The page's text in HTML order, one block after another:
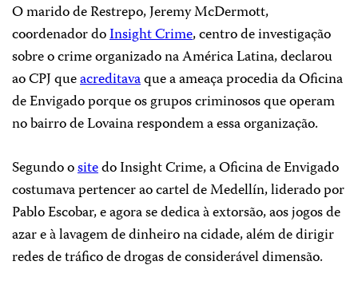
O marido de Restrepo, Jeremy McDermott,
coordenador doInsight Crime, centro de investigação
sobre o crime organizado na América Latina, declarou
ao CPJ queacreditavaque a ameaça procedia da Oficina
de Envigado porque os grupos criminosos que operam
no bairro de Lovaina respondem a essa organização.
Segundo ositedo Insight Crime, a Oficina de Envigado
costumava pertencer ao cartel de Medellín, liderado por
Pablo Escobar, e agora se dedica à extorsão, aos jogos de
azar e à lavagem de dinheiro na cidade, além de dirigir
redes de tráfico de drogas de considerável dimensão.